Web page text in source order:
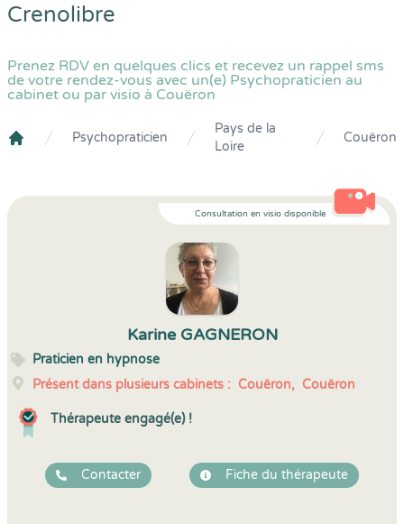
Crenolibre
Prenez RDV en quelques clics et recevez un rappel sms
de votre rendez-vous avec un(e) Psychopraticien au
cabinet ou par visio à Couëron
Psychopraticien
Pays de la
Loire
Couëron
Consultation en visio disponible
Karine GAGNERON
Praticien en hypnose
Présent dans plusieurs cabinets : Couëron, Couëron
Thérapeute engagé(e) !
Contacter Fiche du thérapeute